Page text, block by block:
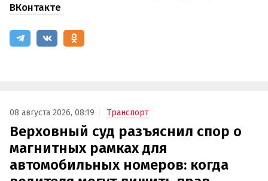
ВКонтакте
08 августа 2026, 08:19 Транспорт
Верховный суд разъяснил спор о
магнитных рамках для
автомобильных номеров: когда